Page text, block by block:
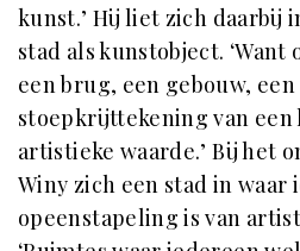
kunst.’ Hij liet zich daarbij
stad als kunstobject. ‘Want
een brug, een gebouw,
stoepkrijttekening van
artistieke waarde.’ Bij het
Winy zich een stad in waar
opeenstapeling is van